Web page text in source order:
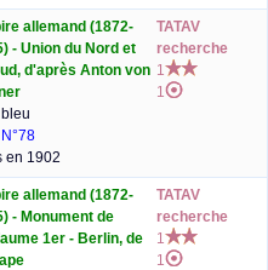
allemand (1872-
- Union du Nord et
d'après Anton von
en 1902
TATAV
recherche
1
1
allemand (1872-
- Monument de
1er - Berlin, de
TATAV
recherche
1
1